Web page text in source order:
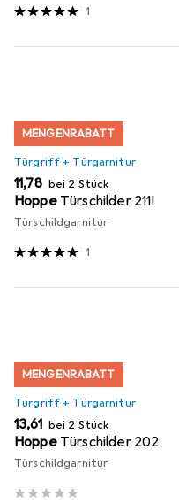
1
MENGENRABATT
Türgriff + Türgarnitur
EUR
11,78 bei 2 Stück
Hoppe Türschilder 211I
Türschildgarnitur
1
MENGENRABATT
Türgriff + Türgarnitur
EUR
13,61 bei 2 Stück
Hoppe Türschilder 202
Türschildgarnitur